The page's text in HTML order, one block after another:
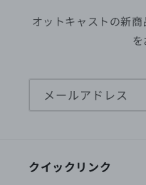
オットキャストの新
を
メールアドレス
クイックリンク